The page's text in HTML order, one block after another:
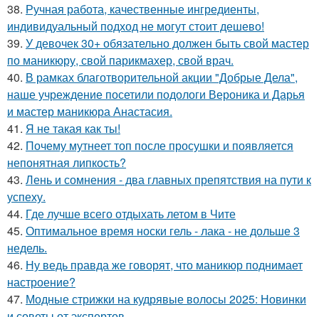
38. Ручная работа, качественные ингредиенты,
индивидуальный подход не могут стоит дешево!
39. У девочек 30+ обязательно должен быть свой мастер
по маникюру, свой парикмахер, свой врач.
40. В рамках благотворительной акции "Добрые Дела",
наше учреждение посетили подологи Вероника и Дарья
и мастер маникюра Анастасия.
41. Я не такая как ты!
42. Почему мутнеет топ после просушки и появляется
непонятная липкость?
43. Лень и сомнения - два главных препятствия на пути к
успеху.
44. Где лучше всего отдыхать летом в Чите
45. Оптимальное время носки гель - лака - не дольше 3
недель.
46. Ну ведь правда же говорят, что маникюр поднимает
настроение?
47. Модные стрижки на кудрявые волосы 2025: Новинки